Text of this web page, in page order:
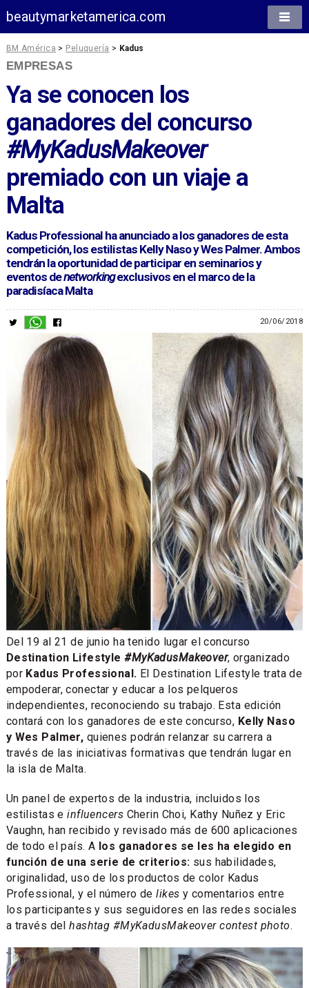
beautymarketamerica.com
BM América > Peluquería > Kadus
EMPRESAS
Ya se conocen los
ganadores del concurso
#MyKadusMakeover
premiado con un viaje a
Malta
Kadus Professional ha anunciado a los ganadores de esta
competición, los estilistas Kelly Naso y Wes Palmer. Ambos
tendrán la oportunidad de participar en seminarios y
eventos denetworkingexclusivos en el marco de la
paradisíaca Malta
20/06/2018
Del 19 al 21 de junio ha tenido lugar el concurso
Destination Lifestyle#MyKadusMakeover, organizado
por Kadus Professional. El Destination Lifestyle trata de
empoderar, conectar y educar a los pelqueros
independientes, reconociendo su trabajo. Esta edición
contará con los ganadores de este concurso, Kelly Naso
y Wes Palmer, quienes podrán relanzar su carrera a
través de las iniciativas formativas que tendrán lugar en
la isla de Malta.
Un panel de expertos de la industria, incluidos los
estilistas einfluencers Cherin Choi, Kathy Nuñez y Eric
Vaughn, han recibido y revisado más de 600 aplicaciones
de todo el país. A los ganadores se les ha elegido en
función de una serie de criterios: sus habilidades,
originalidad, uso de los productos de color Kadus
Professional, y el número delikes y comentarios entre
los participantes y sus seguidores en las redes sociales
a través delhashtag #MyKadusMakeover contest photo.